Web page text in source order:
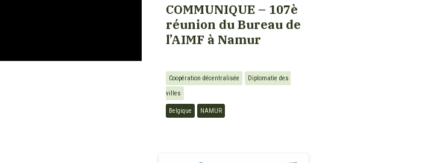
COMMUNIQUE – 107è
réunion du Bureau de
l’AIMF à Namur
Coopération décentralisée
Diplomatie des
villes
Belgique NAMUR